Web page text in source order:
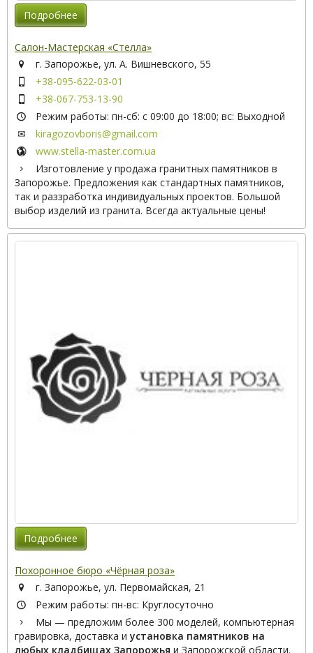
Подробнее
Салон-Мастерская «Стелла»
г. Запорожье, ул. А. Вишневского, 55
+38-095-622-03-01
+38-067-753-13-90
Режим работы: пн-сб: с 09:00 до 18:00; вс: Выходной
kiragozovboris@gmail.com
www.stella-master.com.ua
Изготовление у продажа гранитных памятников в
Запорожье. Предложения как стандартных памятников,
так и раззработка индивидуальных проектов. Большой
выбор изделий из гранита. Всегда актуальные цены!
Подробнее
Похоронное бюро «Чёрная роза»
г. Запорожье, ул. Первомайская, 21
Режим работы: пн-вс: Круглосуточно
Мы — предложим более 300 моделей, компьютерная
гравировка, доставка иустановка памятников на
любых кладбищах Запорожья и Запорожской области.